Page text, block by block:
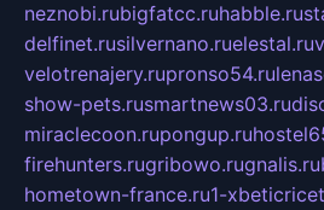
neznobi.rubigfatcc.ruhabble.ru
delfinet.rusilvernano.ruelestal.ru
velotrenajery.rupronso54.ru
show-pets.rusmartnews03.ru
miraclecoon.rupongup.ru
firehunters.rugribowo.rugnalis.ru
hometown-france.ru1-